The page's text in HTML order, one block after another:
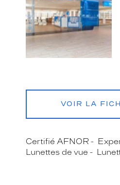
VOIR LA
Certifié AFNOR
Lunettes de vue